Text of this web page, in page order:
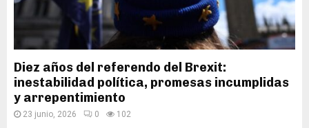
Diez años del referendo del Brexit:
inestabilidad política, promesas incumplidas
y arrepentimiento
23 junio, 2026 0 102